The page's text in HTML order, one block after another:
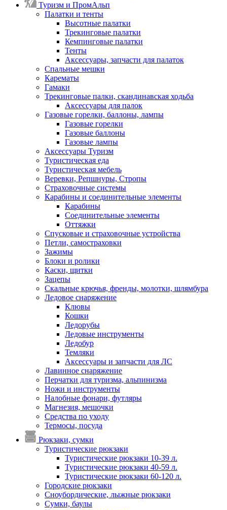
Туризм и ПромАльп
Палатки и тенты
Высотные палатки
Трекинговые палатки
Кемпинговые палатки
Тенты
Аксессуары, запчасти для палаток
Спальные мешки
Карематы
Гамаки
Трекинговые палки, скандинавская ходьба
Аксессуары для палок
Газовые горелки, баллоны, лампы
Газовые горелки
Газовые баллоны
Газовые лампы
Аксессуары Туризм
Туристическая еда
Туристическая мебель
Веревки, Репшнуры, Стропы
Страховочные системы
Карабины и соединительные элементы
Карабины
Соединительные элементы
Оттяжки
Спусковые и страховочные устройства
Петли, самостраховки
Зажимы
Блоки и ролики
Каски, щитки
Зацепы
Скальные крючья, френды, молотки, шлямбура
Ледовое снаряжение
Клювы
Кошки
Ледорубы
Ледовые инструменты
Ледобур
Темляки
Аксессуары и запчасти для ЛС
Лавинное снаряжение
Перчатки для туризма, альпинизма
Ножи и инструменты
Налобные фонари, футляры
Магнезия, мешочки
Средства по уходу
Термосы, посуда
Рюкзаки, сумки
Туристические рюкзаки
Туристические рюкзаки 10-39 л.
Туристические рюкзаки 40-59 л.
Туристические рюкзаки 60-120 л.
Городские рюкзаки
Сноубордические, лыжные рюкзаки
Сумки, баулы